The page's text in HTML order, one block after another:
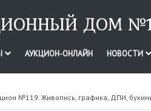
ДОМ
АУКЦИОН-ОНЛАЙН НОВОСТИ
№119. Живопись, графика, ДПИ,